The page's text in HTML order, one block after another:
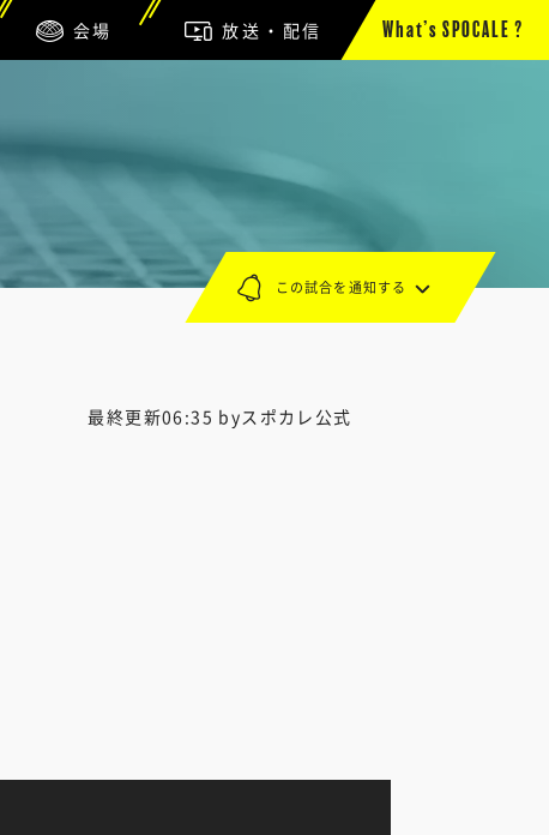
会場 放送・配信 What’s SPOCALE ?
最終更新06:35 byスポカレ公式
この試合を通知する